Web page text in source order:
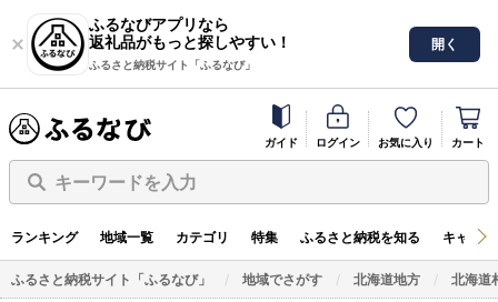
ふるなびアプリなら
返礼品がもっと探しやすい！
ふるさと納税サイト「ふるなび」
開く
ガイド ログイン お気に入り カート
キーワードを入力
ランキング 地域一覧 カテゴリ 特集 ふるさと納税を知る キャン
ふるさと納税サイト「ふるなび」 地域でさがす 北海道地方 北海道